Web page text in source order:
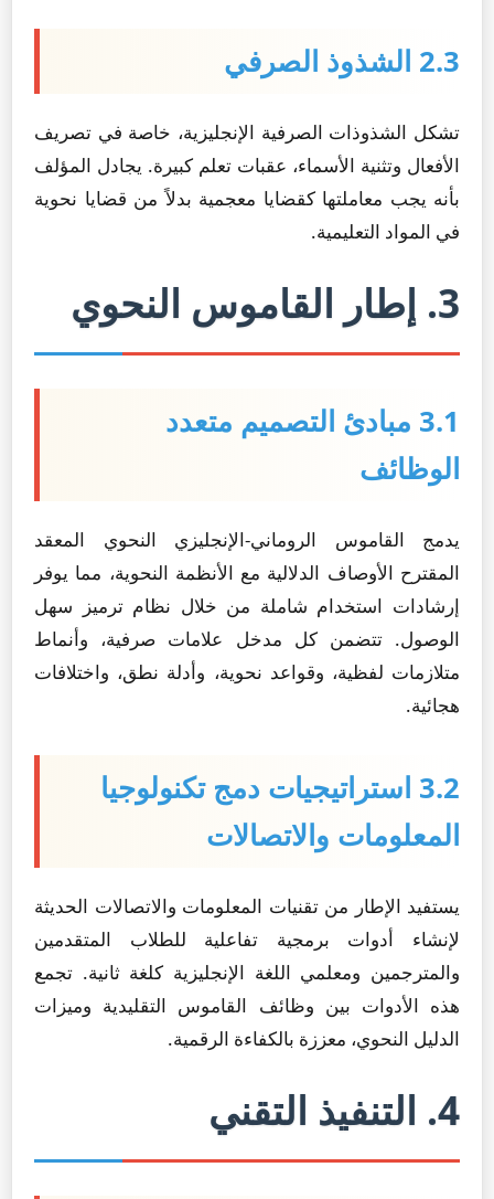
2.3 الشذوذ الصرفي
تشكل الشذوذات الصرفية الإنجليزية، خاصة في تصريف
الأفعال وتثنية الأسماء، عقبات تعلم كبيرة. يجادل المؤلف
بأنه يجب معاملتها كقضايا معجمية بدلاً من قضايا نحوية
في المواد التعليمية.
3. إطار القاموس النحوي
3.1 مبادئ التصميم متعدد
الوظائف
يدمج القاموس الروماني-الإنجليزي النحوي المعقد
المقترح الأوصاف الدلالية مع الأنظمة النحوية، مما يوفر
إرشادات استخدام شاملة من خلال نظام ترميز سهل
الوصول. تتضمن كل مدخل علامات صرفية، وأنماط
متلازمات لفظية، وقواعد نحوية، وأدلة نطق، واختلافات
هجائية.
3.2 استراتيجيات دمج تكنولوجيا
المعلومات والاتصالات
يستفيد الإطار من تقنيات المعلومات والاتصالات الحديثة
لإنشاء أدوات برمجية تفاعلية للطلاب المتقدمين
والمترجمين ومعلمي اللغة الإنجليزية كلغة ثانية. تجمع
هذه الأدوات بين وظائف القاموس التقليدية وميزات
الدليل النحوي، معززة بالكفاءة الرقمية.
4. التنفيذ التقني